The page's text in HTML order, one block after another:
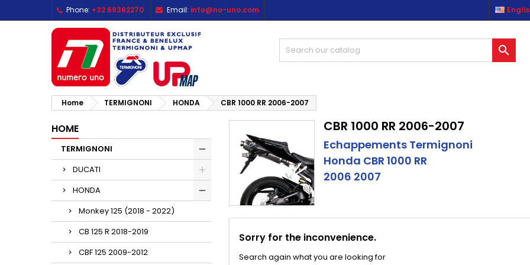
Phone: +32 69362270 Email: info@no-uno.com

Home TERMIGNONI HONDA CBR 1000 RR 2006-2007
HOME
TERMIGNONI
DUCATI
HONDA
Monkey 125 (2018 - 2022)
CB 125 R 2018-2019
CBF 125 2009-2012
CBR 1000 RR 2006-2007
Echappements Termignoni
Honda CBR 1000 RR
2006 2007
Sorry for the inconvenience.
Search again what you are looking for
Mes listes d'envies
Créer une nouvelle liste
((modalTitle))
((confirmMessage))
Create wishlist
Cancel
Sign in
You need to be logged in to save products in your wishlist.